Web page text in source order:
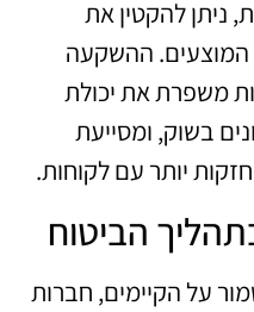
ניתן להקטין את
המוצעים. ההשקעה
משפרת את יכולת
בשוק, ומסייעת
יותר עם לקוחות.
הביטוח
על הקיימים, חברות